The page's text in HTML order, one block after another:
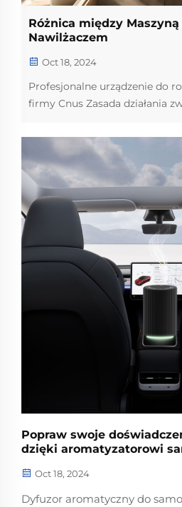
Różnica między
Nawilżaczem
Oct 18, 2024
Profesjonalne urządzenie do
firmy Cnus Zasada działania
wykorzystywana do
powietrza z dużą prędkością,
eteryczne w cząsteczki
bez wody. Wysokiej
elektronów przerywają...
Popraw swoje
dzięki aromatyzatorowi
Oct 18, 2024
Dyfuzor aromatyczny do